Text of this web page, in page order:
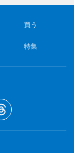
買う
特集